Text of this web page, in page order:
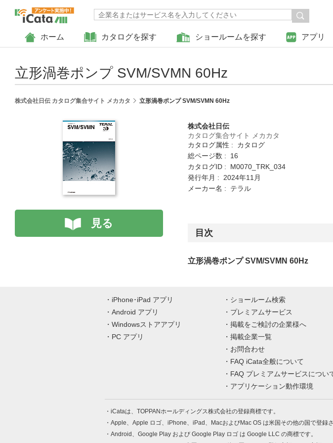
ホーム カタログを探す ショールームを探す アプリ
立形渦巻ポンプ SVM/SVMN 60Hz
株式会社日伝 カタログ集合サイト メカカタ 立形渦巻ポンプ SVM/SVMN 60Hz
見る
株式会社日伝
カタログ集合サイト メカカタ
カタログ属性 : カタログ
総ページ数 : 16
カタログID : M0070_TRK_034
発行年月 : 2024年11月
メーカー名 : テラル
目次
立形渦巻ポンプ SVM/SVMN 60Hz
iPhone･iPad アプリ
Android アプリ
Windowsストアアプリ
PC アプリ
ショールーム検索
プレミアムサービス
掲載をご検討の企業様へ
掲載企業一覧
お問合わせ
FAQ iCata全般について
FAQ プレミアムサービスについ
アプリケーション動作環境
iCataは、TOPPANホールディングス株式会社の登録商標です。
Apple、Apple ロゴ、iPhone、iPad、MacおよびMac OS は米国その他の国で登録
Android、Google Play および Google Play ロゴ は Google LLC の商標です。